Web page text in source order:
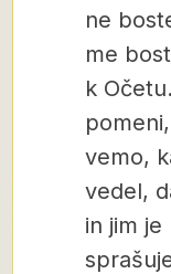
ne
me
k
vemo,
vedel,
in jim